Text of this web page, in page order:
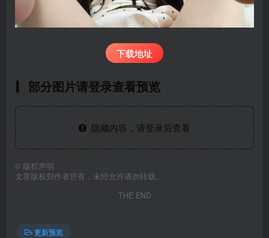
下载地址
部分图片请登录查看预览
隐藏内容，请登录后查看
© 版权声明
文章版权归作者所有，未经允许请勿转载。
THE END
更新预览